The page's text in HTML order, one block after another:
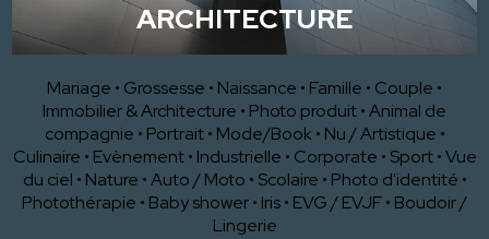
ARCHITECTURE
Mariage • Grossesse • Naissance • Famille • Couple •
Immobilier & Architecture • Photo produit•Animal de
compagnie • Portrait • Mode/Book • Nu / Artistique •
Culinaire • Evènement • Industrielle • Corporate • Sport •Vue
du ciel • Nature •Auto / Moto • Scolaire • Photo d'identité •
Photothérapie • Baby shower• Iris• EVG / EVJF• Boudoir /
Lingerie